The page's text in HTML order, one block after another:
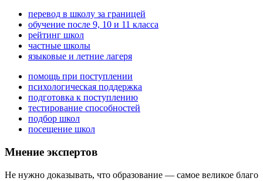
перевод в школу за границей
обучение после 9, 10 и 11 класса
рейтинг школ
частные школы
языковые и летние лагеря
помощь при поступлении
психологическая поддержка
подготовка к поступлению
тестирование способностей
подбор школ
посещение школ
Мнение экспертов
Не нужно доказывать, что образование — самое великое благо